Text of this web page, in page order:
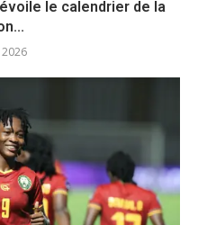
le calendrier de la